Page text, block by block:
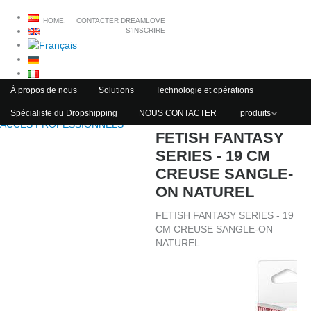
ACCÈS PROFESSIONNELS
HOME.
CONTACTER DREAMLOVE
S'INSCRIRE
À propos de nous Solutions Technologie et opérations
Spécialiste du Dropshipping NOUS CONTACTER produits
FETISH FANTASY
SERIES - 19 CM
CREUSE SANGLE-
ON NATUREL
FETISH FANTASY SERIES - 19
CM CREUSE SANGLE-ON
NATUREL